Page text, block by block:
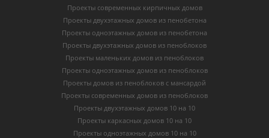
Проекты современных кирпичных домов
Проекты двухэтажных домов из пенобетона
Проекты одноэтажных домов из пенобетона
Проекты двухэтажных домов из пеноблоков
Проекты маленьких домов из пеноблоков
Проекты одноэтажных домов из пеноблоков
Проекты домов из пеноблоков с мансардой
Проекты современных домов из пеноблоков
Проекты двухэтажных домов 10 на 10
Проекты каркасных домов 10 на 10
Проекты одноэтажных домов 10 на 10